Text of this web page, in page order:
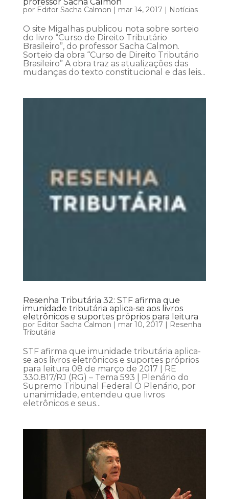
professor Sacha Calmon
por Editor Sacha Calmon mar 14, 2017 Notícias
O site Migalhas publicou nota sobre sorteio
do livro “Curso de Direito Tributário
Brasileiro”, do professor Sacha Calmon.
Sorteio da obra “Curso de Direito Tributário
Brasileiro” A obra traz as atualizações das
mudanças do texto constitucional e das leis...
Resenha Tributária 32: STF afirma que
imunidade tributária aplica-se aos livros
eletrônicos e suportes próprios para leitura
por Editor Sacha Calmon | mar 10, 2017 | Resenha
Tributária
STF afirma que imunidade tributária aplica-
se aos livros eletrônicos e suportes próprios
para leitura 08 de março de 2017 | RE
330.817/RJ (RG) – Tema 593 | Plenário do
Supremo Tribunal Federal O Plenário, por
unanimidade, entendeu que livros
eletrônicos e seus...